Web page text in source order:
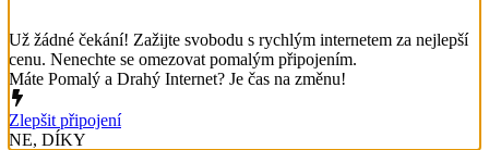
Už žádné čekání! Zažijte svobodu s rychlým internetem za nejlepší
cenu. Nenechte se omezovat pomalým připojením.
Máte Pomalý a Drahý Internet? Je čas na změnu!
Zlepšit připojení
NE, DÍKY